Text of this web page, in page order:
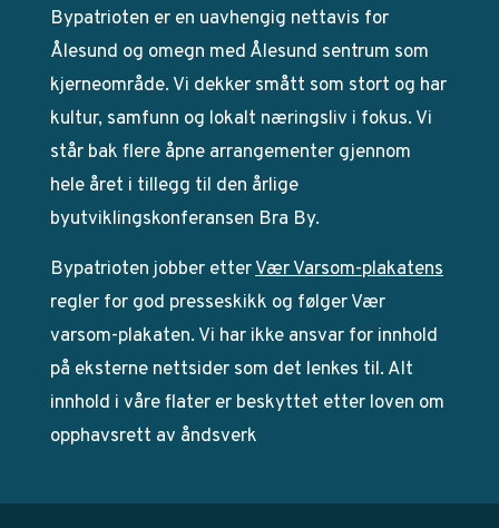
Bypatrioten er en uavhengig nettavis for
Ålesund og omegn med Ålesund sentrum som
kjerneområde. Vi dekker smått som stort og har
kultur, samfunn og lokalt næringsliv i fokus. Vi
står bak flere åpne arrangementer gjennom
hele året i tillegg til den årlige
byutviklingskonferansen Bra By.
Bypatrioten jobber etterVær Varsom-plakatens
regler for god presseskikk og følger Vær
varsom-plakaten. Vi har ikke ansvar for innhold
på eksterne nettsider som det lenkes til. Alt
innhold i våre flater er beskyttet etter loven om
opphavsrett av åndsverk